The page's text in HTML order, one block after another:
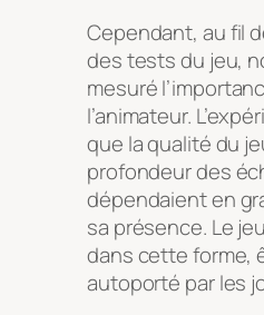
Cependant, au fil
des tests du jeu,
mesuré
l’animateur.
que la qualité du
profondeur des
dépendaient en
sa présence. Le
dans cette forme,
autoporté par les